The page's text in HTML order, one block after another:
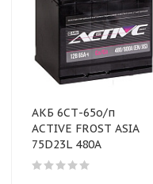
АКБ 6СТ-65о/п
ACTIVE FROST ASIA
75D23L 480A